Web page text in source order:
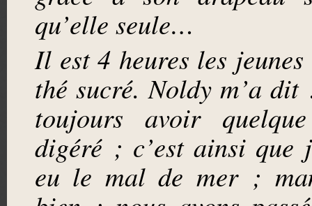
qu’elle seule…
Il est 4 heures les
thé sucré. Noldy m’a
toujours avoir
digéré ; c’est ainsi que
eu le mal de mer ;